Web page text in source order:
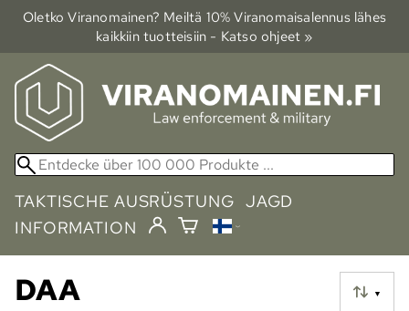
Oletko Viranomainen? Meiltä 10% Viranomais­alennus lähes
kaikkiin tuotteisiin - Katso ohjeet »
TAKTISCHE AUSRÜSTUNG JAGD
INFORMATION
▼
DAA